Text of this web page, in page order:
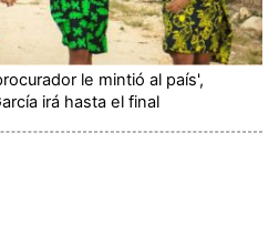
le mintió al país',
irá hasta el final